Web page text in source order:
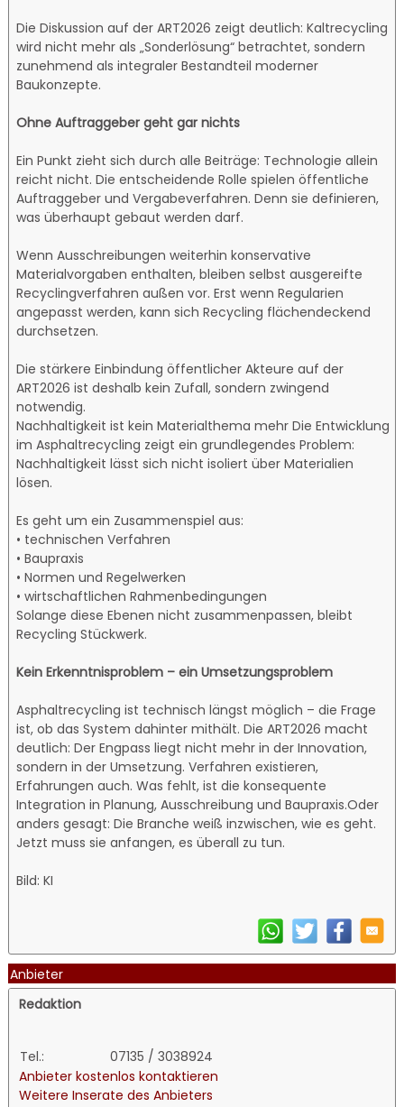
Die Diskussion auf der ART2026 zeigt deutlich: Kaltrecycling
wird nicht mehr als „Sonderlösung“ betrachtet, sondern
zunehmend als integraler Bestandteil moderner
Baukonzepte.
Ohne Auftraggeber geht gar nichts
Ein Punkt zieht sich durch alle Beiträge: Technologie allein
reicht nicht. Die entscheidende Rolle spielen öffentliche
Auftraggeber und Vergabeverfahren. Denn sie definieren,
was überhaupt gebaut werden darf.
Wenn Ausschreibungen weiterhin konservative
Materialvorgaben enthalten, bleiben selbst ausgereifte
Recyclingverfahren außen vor. Erst wenn Regularien
angepasst werden, kann sich Recycling flächendeckend
durchsetzen.
Die stärkere Einbindung öffentlicher Akteure auf der
ART2026 ist deshalb kein Zufall, sondern zwingend
notwendig.
Nachhaltigkeit ist kein Materialthema mehr Die Entwicklung
im Asphaltrecycling zeigt ein grundlegendes Problem:
Nachhaltigkeit lässt sich nicht isoliert über Materialien
lösen.
Es geht um ein Zusammenspiel aus:
• technischen Verfahren
• Baupraxis
• Normen und Regelwerken
• wirtschaftlichen Rahmenbedingungen
Solange diese Ebenen nicht zusammenpassen, bleibt
Recycling Stückwerk.
Kein Erkenntnisproblem – ein Umsetzungsproblem
Asphaltrecycling ist technisch längst möglich – die Frage
ist, ob das System dahinter mithält. Die ART2026 macht
deutlich: Der Engpass liegt nicht mehr in der Innovation,
sondern in der Umsetzung. Verfahren existieren,
Erfahrungen auch. Was fehlt, ist die konsequente
Integration in Planung, Ausschreibung und Baupraxis.Oder
anders gesagt: Die Branche weiß inzwischen, wie es geht.
Jetzt muss sie anfangen, es überall zu tun.
Bild: KI
Anbieter
Redaktion
Tel.:
07135 / 3038924
Anbieter kostenlos kontaktieren
Weitere Inserate des Anbieters